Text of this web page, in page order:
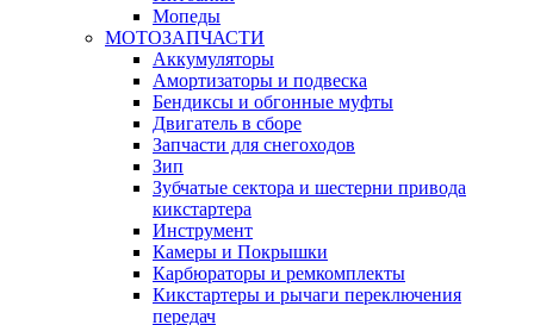
Мопеды
МОТОЗАПЧАСТИ
Аккумуляторы
Амортизаторы и подвеска
Бендиксы и обгонные муфты
Двигатель в сборе
Запчасти для снегоходов
Зип
Зубчатые сектора и шестерни привода
кикстартера
Инструмент
Камеры и Покрышки
Карбюраторы и ремкомплекты
Кикстартеры и рычаги переключения
передач